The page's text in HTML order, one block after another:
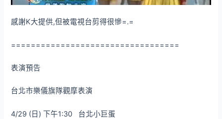
感謝K大提供,但被電視台剪得很慘=.=
==================================
表演預告
台北市樂儀旗隊觀摩表演
4/29 (日) 下午1:30 台北小巨蛋